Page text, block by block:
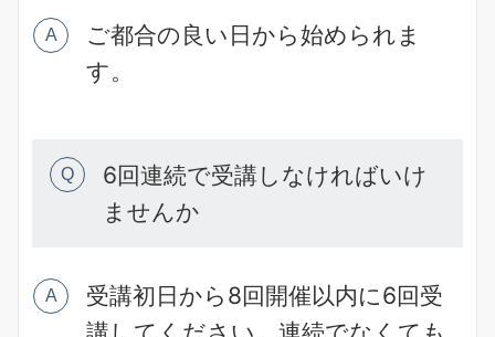
A
ご都合の良い日から始められま
す。
Q
6回連続で受講しなければいけ
ませんか
A
受講初日から8回開催以内に6回受